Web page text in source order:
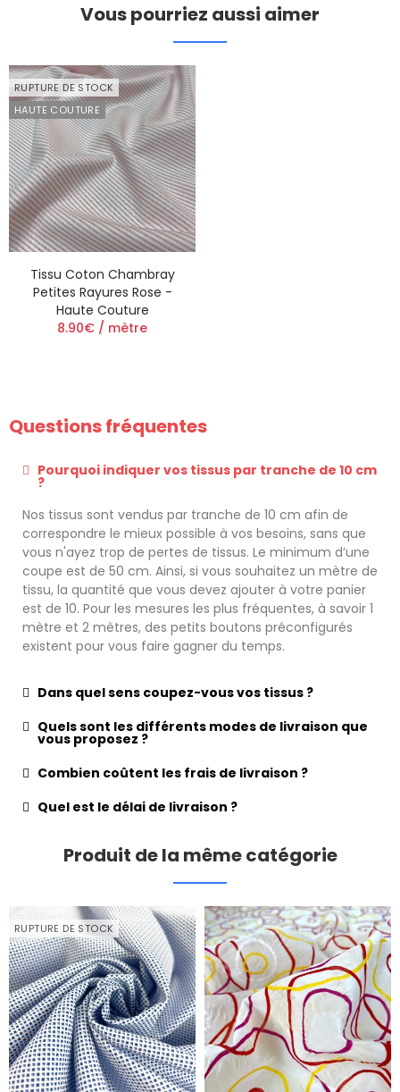
Vous pourriez aussi aimer
RUPTURE DE STOCK
HAUTE COUTURE
Tissu Coton Chambray
Petites Rayures Rose -
Haute Couture
8.90€ / mètre
Questions fréquentes
Pourquoi indiquer vos tissus par tranche de 10 cm
?
Nos tissus sont vendus par tranche de 10 cm afin de
correspondre le mieux possible à vos besoins, sans que
vous n'ayez trop de pertes de tissus. Le minimum d’une
coupe est de 50 cm. Ainsi, si vous souhaitez un mètre de
tissu, la quantité que vous devez ajouter à votre panier
est de 10. Pour les mesures les plus fréquentes, à savoir 1
mètre et 2 mètres, des petits boutons préconfigurés
existent pour vous faire gagner du temps.
Dans quel sens coupez-vous vos tissus ?
Quels sont les différents modes de livraison que
vous proposez ?
Combien coûtent les frais de livraison ?
Quel est le délai de livraison ?
Produit de la même catégorie
RUPTURE DE STOCK